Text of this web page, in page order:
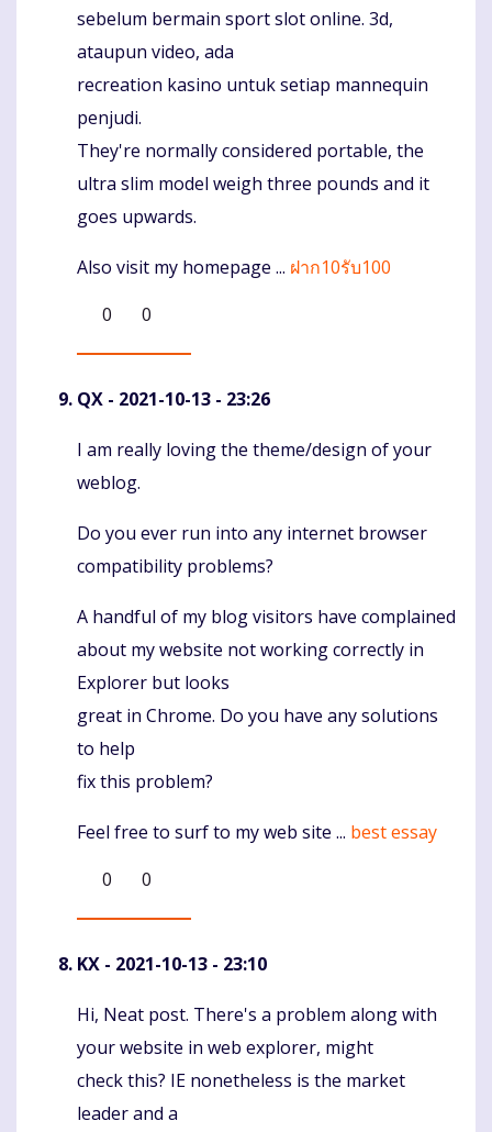
sebelum bermain sport slot online. 3d,
ataupun video, ada
recreation kasino untuk setiap mannequin
penjudi.
They're normally considered portable, the
ultra slim model weigh three pounds and it
goes upwards.
Also visit my homepage ... ฝาก10รับ100
0
0
QX - 2021-10-13 - 23:26
Komentaras
I am really loving the theme/design of your
weblog.
Do you ever run into any internet browser
compatibility problems?
A handful of my blog visitors have complained
about my website not working correctly in
Explorer but looks
great in Chrome. Do you have any solutions
to help
fix this problem?
Feel free to surf to my web site ... best essay
0
0
KX - 2021-10-13 - 23:10
Komentaras
Hi, Neat post. There's a problem along with
your website in web explorer, might
check this? IE nonetheless is the market
leader and a